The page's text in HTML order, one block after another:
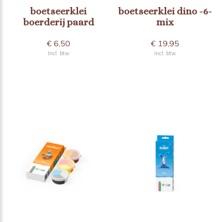
boetseerklei
boerderij paard
€ 6,50
Incl. btw
boetseerklei dino -6-
mix
€ 19,95
Incl. btw